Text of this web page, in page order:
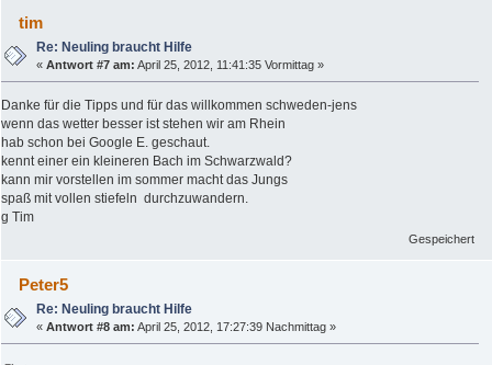
tim
Re: Neuling braucht Hilfe
«Antwort #7 am: April 25, 2012, 11:41:35 Vormittag »
Danke für die Tipps und für das willkommen schweden-jens
wenn das wetter besser ist stehen wir am Rhein
hab schon bei Google E. geschaut.
kennt einer ein kleineren Bach im Schwarzwald?
kann mir vorstellen im sommer macht das Jungs
spaß mit vollen stiefeln durchzuwandern.
g Tim
Gespeichert
Peter5
Re: Neuling braucht Hilfe
«Antwort #8 am: April 25, 2012, 17:27:39 Nachmittag »